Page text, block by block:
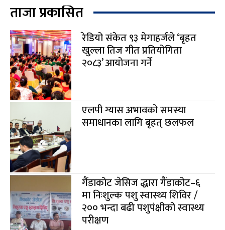
ताजा प्रकासित
रेडियो संकेत ९३ मेगाहर्जले ‘बृहत
खुल्ला तिज गीत प्रतियोगिता
२०८३’ आयोजना गर्ने
एलपी ग्यास अभावको समस्या
समाधानका लागि बृहत् छलफल
गैंडाकोट जेसिज द्धारा गैंडाकोट–६
मा निःशुल्क पशु स्वास्थ्य शिविर /
२०० भन्दा बढी पशुपंक्षीको स्वास्थ्य
परीक्षण